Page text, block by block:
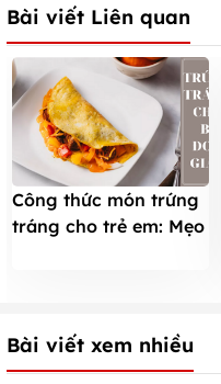
Bài viết Liên quan
Công thức món trứng
tráng cho trẻ em: Mẹo
Bài viết xem nhiều